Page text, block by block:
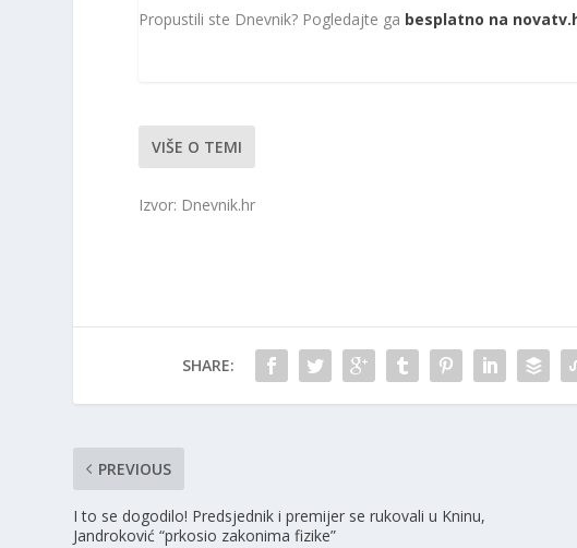
Propustili ste Dnevnik? Pogledajte ga besplatno na
VIŠE O TEMI
Izvor: Dnevnik.hr
SHARE:
PREVIOUS
I to se dogodilo! Predsjednik i premijer se rukovali u Kninu,
Jandroković “prkosio zakonima fizike”